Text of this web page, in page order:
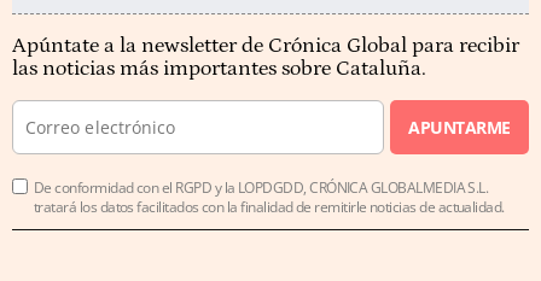
Apúntate a la newsletter de Crónica Global para recibir
las noticias más importantes sobre Cataluña.
APUNTARME
De conformidad con el RGPD y la LOPDGDD, CRÓNICA GLOBALMEDIA S.L.
tratará los datos facilitados con la finalidad de remitirle noticias de actualidad.